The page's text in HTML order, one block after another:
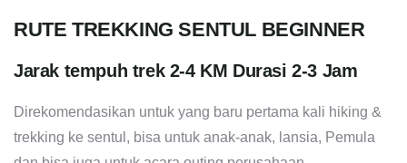
RUTE TREKKING SENTUL BEGINNER
Jarak tempuh trek 2-4 KM Durasi 2-3 Jam
Direkomendasikan untuk yang baru pertama kali hiking &
trekking ke sentul, bisa untuk anak-anak, lansia, Pemula